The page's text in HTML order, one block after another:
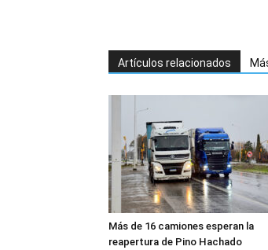
Artículos relacionados
Más de 16 camiones esperan la
reapertura de Pino Hachado